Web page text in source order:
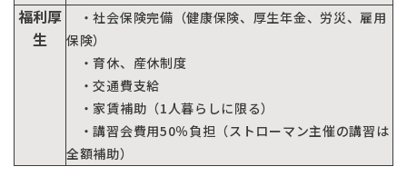
福利厚
生
・社会保険完備（健康保険、厚生年金、労災、雇用
保険）
・育休、産休制度
・交通費支給
・家賃補助（1人暮らしに限る）
・講習会費用50％負担（ストローマン主催の講習は
全額補助）